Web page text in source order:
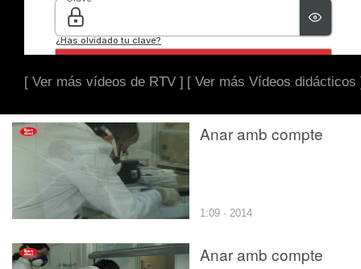
[ Ver más vídeos de RTV ] [ Ver más Vídeos didácticos
Anar amb compte
1:09 · 2014
Anar amb compte